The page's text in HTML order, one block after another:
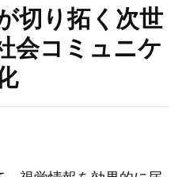
切り拓く次世
会コミュニケ